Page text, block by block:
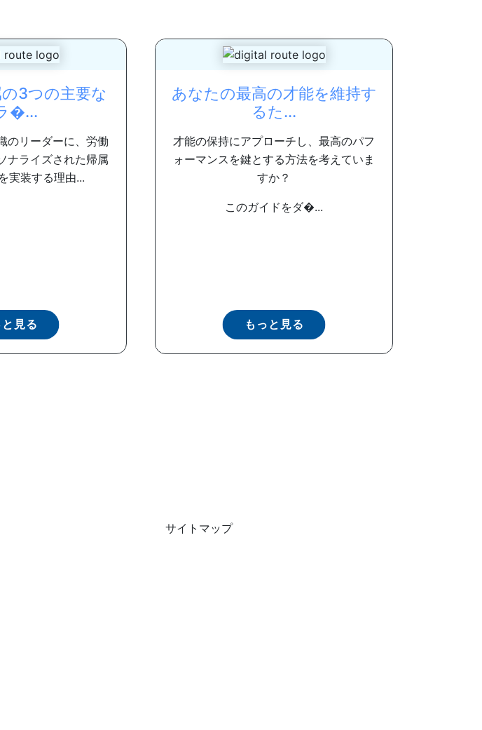
3つの主要な
�...
のリーダーに、労働
ナライズされた帰属
実装する理由...
と見る
あなたの最高の才能を維持す
るた...
才能の保持にアプローチし、最高のパフ
ォーマンスを鍵とする方法を考えていま
すか？
このガイドをダ�...
もっと見る
サイトマップ